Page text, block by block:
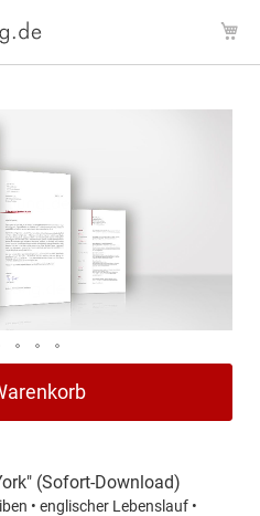
Inhalt
(Sofort-Download)
• englischer Lebenslauf •